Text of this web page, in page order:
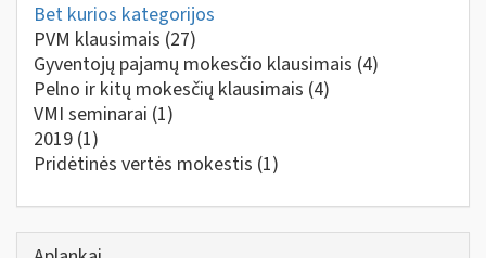
Bet kurios kategorijos
PVM klausimais (27)
Gyventojų pajamų mokesčio klausimais (4)
Pelno ir kitų mokesčių klausimais (4)
VMI seminarai (1)
2019 (1)
Pridėtinės vertės mokestis (1)